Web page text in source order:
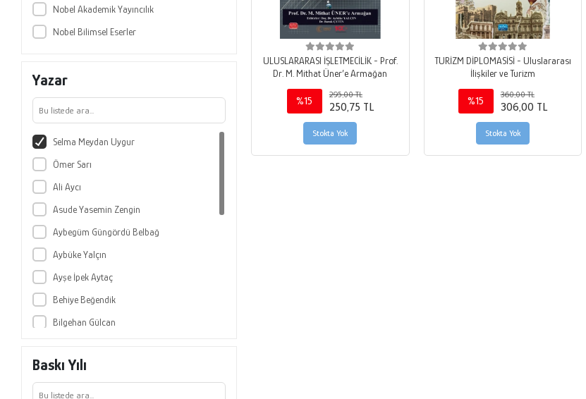
Nobel Akademik Yayıncılık
Nobel Bilimsel Eserler
Yazar
Selma Meydan Uygur
Ömer Sarı
Ali Aycı
Asude Yasemin Zengin
Aybegüm Güngördü Belbağ
Aybüke Yalçın
Ayşe İpek Aytaç
Behiye Beğendik
Bilgehan Gülcan
Cemalettin Aktepe
Ece Konaklıoğlu
Baskı Yılı
ULUSLARARASI İŞLETMECİLİK - Prof.
Dr. M. Mithat Üner’e Armağan
%15
295,00 TL
250,75 TL
Stokta Yok
TURİZM DİPLOMASİSİ - Uluslararası
İlişkiler ve Turizm
%15
360,00 TL
306,00 TL
Stokta Yok